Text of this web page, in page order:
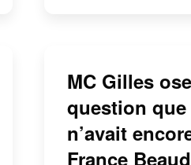
MC Gilles
question
n’avait
France